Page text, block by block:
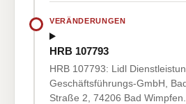
VERÄNDERUNGEN
HRB 107793
HRB 107793: Lidl
Geschäftsführungs-GmbH,
Straße 2, 74206 Bad